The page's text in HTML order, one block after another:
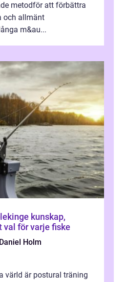
metodför att förbättra
och allmänt
m&au...
kunskap,
val för varje fiske
Daniel Holm
värld är postural träning